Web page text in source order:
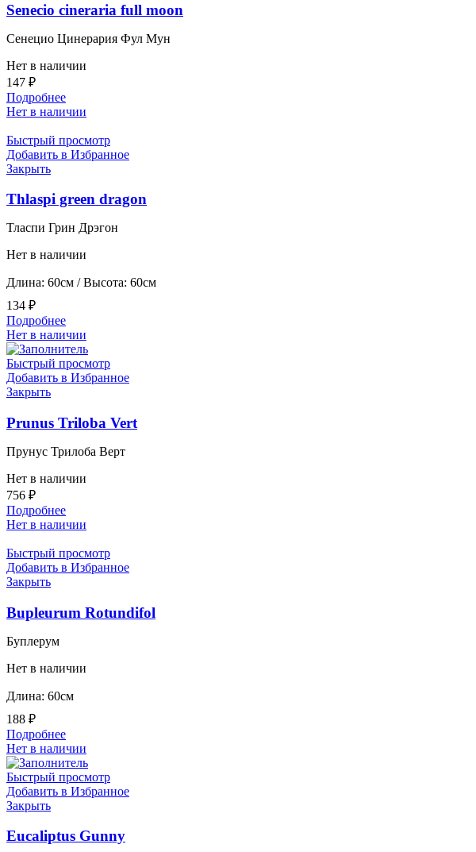
Senecio cineraria full moon
Сенецио Цинерария Фул Мун
Нет в наличии
147 ₽
Подробнее
Нет в наличии
Быстрый просмотр
Добавить в Избранное
Закрыть
Thlaspi green dragon
Тласпи Грин Дрэгон
Нет в наличии
Длина: 60см / Высота: 60см
134 ₽
Подробнее
Нет в наличии
Быстрый просмотр
Добавить в Избранное
Закрыть
Prunus Triloba Vert
Прунус Трилоба Верт
Нет в наличии
756 ₽
Подробнее
Нет в наличии
Быстрый просмотр
Добавить в Избранное
Закрыть
Bupleurum Rotundifol
Буплерум
Нет в наличии
Длина: 60см
188 ₽
Подробнее
Нет в наличии
Быстрый просмотр
Добавить в Избранное
Закрыть
Eucaliptus Gunny